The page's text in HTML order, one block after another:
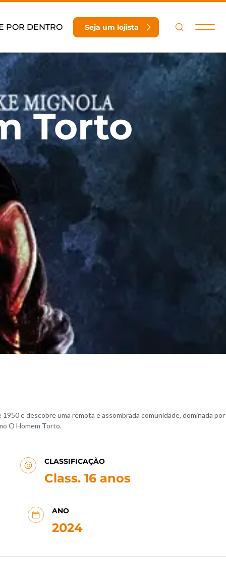
POR DENTRO Seja um lojista
Torto
e descobre uma remota e assombrada comunidade, dominada por
O Homem Torto.
CLASSIFICAÇÃO
Class. 16 anos
ANO
2024